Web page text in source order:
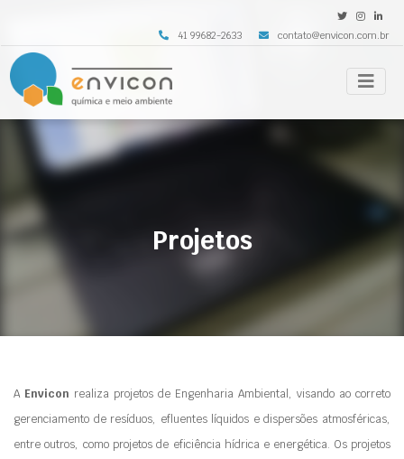
41 99682-2633 contato@envicon.com.br
Projetos
A Envicon realiza projetos de Engenharia Ambiental, visando ao correto
gerenciamento de resíduos, efluentes líquidos e dispersões atmosféricas,
entre outros, como projetos de eficiência hídrica e energética. Os projetos